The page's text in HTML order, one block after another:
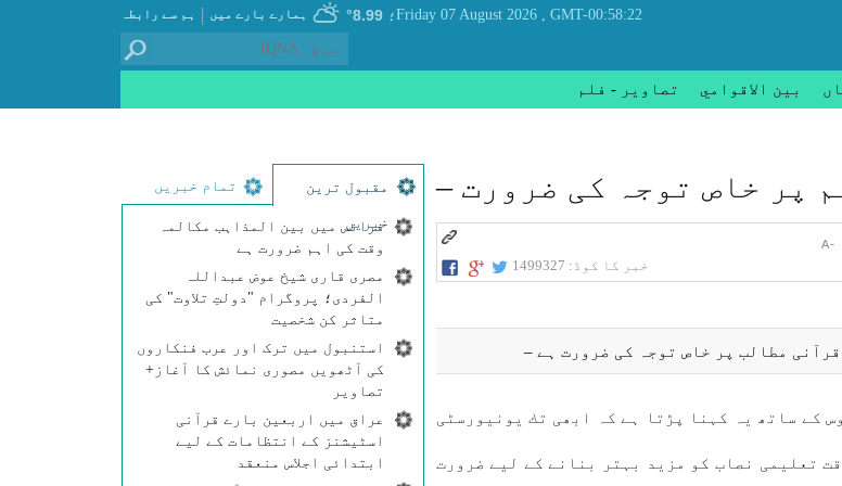
ہم سے رابطہ | ہمارے بارے میں ؛ 8.99° GMT-00:58:22
, Friday 07 August 2026
بين الاقوامي تصاوير - فلم
مقبول ترین
خبریں
تمام خبریں
فرانس میں بین المذاہب مکالمہ
وقت کی اہم ضرورت ہے
مصری قاری شیخ عوض عبداللہ
الفردی؛ پروگرام "دولتِ تلاوت" کی
متاثر کن شخصیت
استنبول میں ترک اور عرب فنکاروں
کی آٹھویں مصوری نمائش کا آغاز+
تصاویر
عراق میں اربعین بارے قرآنی
اسٹیشنز کے انتظامات کے لیے
ابتدائی اجلاس منعقد
پر خاص توجہ كی ضرورت –
خبر کا کوڈ: 1499327
مطالب پر خاص توجہ كی ضرورت ہے –
كے ساتھ یہ كہنا پڑتا ہے كہ ابھی تك يونيورسٹی
تعليمی نصاب كو مزيد بہتر بنانے كے لیے ضرورت